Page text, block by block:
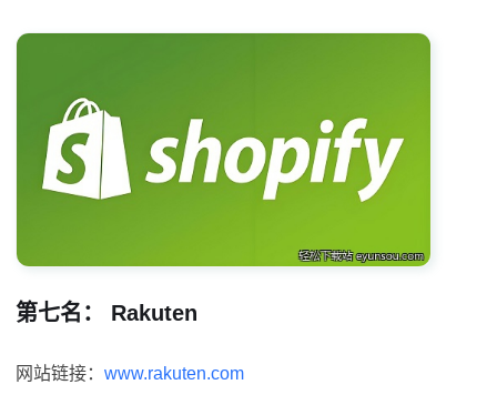
第七名： Rakuten
网站链接： www.rakuten.com